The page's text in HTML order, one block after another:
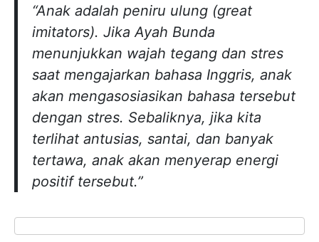
“Anak adalah peniru ulung (great
imitators). Jika Ayah Bunda
menunjukkan wajah tegang dan stres
saat mengajarkan bahasa Inggris, anak
akan mengasosiasikan bahasa tersebut
dengan stres. Sebaliknya, jika kita
terlihat antusias, santai, dan banyak
tertawa, anak akan menyerap energi
positif tersebut.”